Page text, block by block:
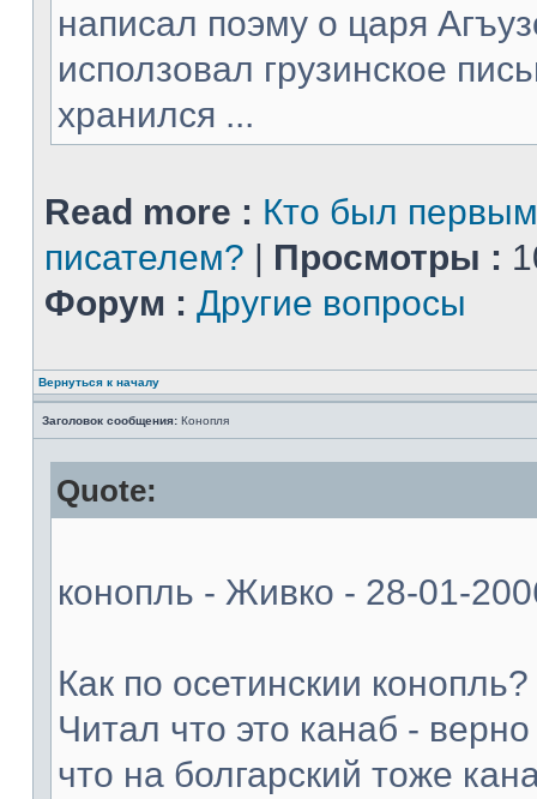
написал поэму о царя
исползовал грузинское
хранился ...
Read more : Кто был
писателем? | Просмотры :
Форум : Другие вопросы
Вернуться к началу
Заголовок сообщения: Конопля
Quote:
конопль - Живко - 28-01-
Как по осетинскии конопль?
Читал что это канаб -
что на болгарский тоже